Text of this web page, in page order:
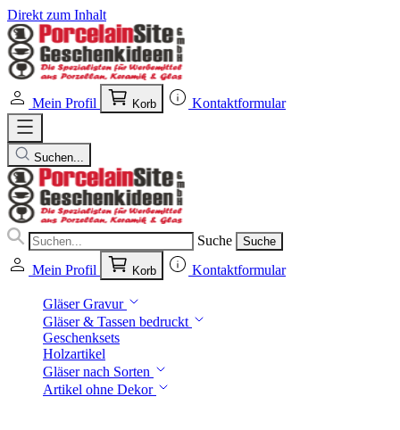
Direkt zum Inhalt
Mein Profil Korb Kontaktformular
Suchen...
Suche Suche
Mein Profil Korb Kontaktformular
Gläser Gravur
Gläser & Tassen bedruckt
Geschenksets
Holzartikel
Gläser nach Sorten
Artikel ohne Dekor